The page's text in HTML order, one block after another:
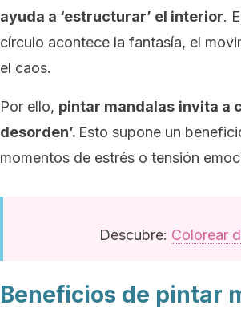
ayuda a ‘estructurar’ el interior.
círculo acontece la fantasía, el
el caos.
Por ello, pintar mandalas invita a
desorden’. Esto supone un
momentos de estrés o tensión
Descubre: Colorear
Beneficios de pintar